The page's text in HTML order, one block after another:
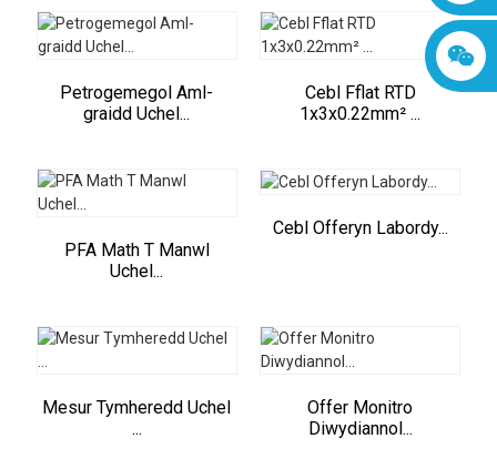
Petrogemegol Aml-
graidd Uchel...
Cebl Fflat RTD
1x3x0.22mm² ...
PFA Math T Manwl
Uchel...
Cebl Offeryn Labordy...
Mesur Tymheredd Uchel
...
Offer Monitro
Diwydiannol...